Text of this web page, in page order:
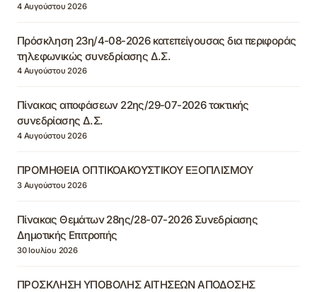
4 Αυγούστου 2026
Πρόσκληση 23η/4-08-2026 κατεπείγουσας δια περιφοράς
τηλεφωνικώς συνεδρίασης Δ.Σ.
4 Αυγούστου 2026
Πίνακας αποφάσεων 22ης/29-07-2026 τακτικής
συνεδρίασης Δ.Σ.
4 Αυγούστου 2026
ΠΡΟΜΗΘΕΙΑ ΟΠΤΙΚΟΑΚΟΥΣΤΙΚΟΥ ΕΞΟΠΛΙΣΜΟΥ
3 Αυγούστου 2026
Πίνακας Θεμάτων 28ης/28-07-2026 Συνεδρίασης
Δημοτικής Επιτροπής
30 Ιουλίου 2026
ΠΡΟΣΚΛΗΣΗ ΥΠΟΒΟΛΗΣ ΑΙΤΗΣΕΩΝ ΑΠΟΔΟΣΗΣ